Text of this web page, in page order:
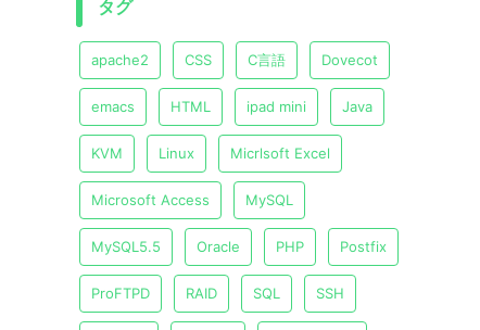
タグ
apache2 CSS C言語 Dovecot
emacs HTML ipad mini Java
KVM Linux Micrlsoft Excel
Microsoft Access MySQL
MySQL5.5 Oracle PHP Postfix
ProFTPD RAID SQL SSH